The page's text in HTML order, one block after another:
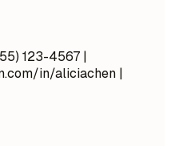
123-4567 |
in/aliciachen |